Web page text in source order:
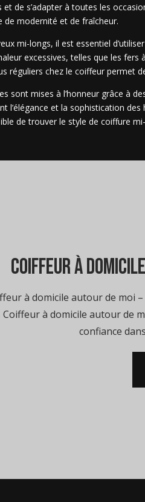
et de s’adapter à toutes les
modernité et de fraîcheur.
mi-longs, il est essentiel
excessives, telles que les
réguliers chez le coiffeur permet
sont mises à l’honneur grâce à
l’élégance et la sophistication
de trouver le style de coiffure
coiffeur à
à domicile autour de moi
à domicile autour de
confiance